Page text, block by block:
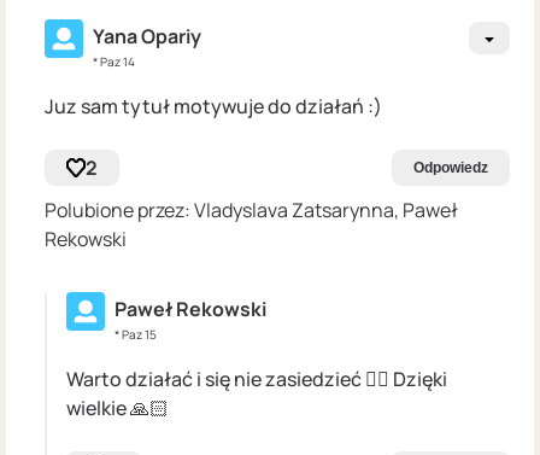
Yana Opariy
* Paz 14
Juz sam tytuł motywuje do działań :)
2 Odpowiedz
Polubione przez: Vladyslava Zatsarynna, Paweł
Rekowski
Paweł Rekowski
* Paz 15
Warto działać i się nie zasiedzieć 👍🏻 Dzięki
wielkie 🙏🏻